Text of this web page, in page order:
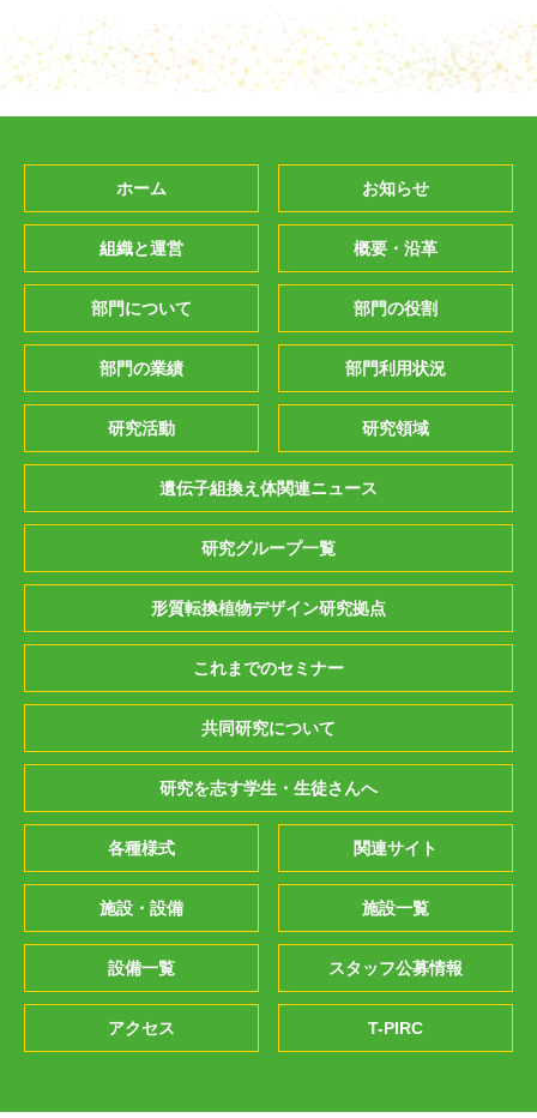
ホーム お知らせ
組織と運営 概要・沿革
部門について 部門の役割
部門の業績 部門利用状況
研究活動 研究領域
遺伝子組換え体関連ニュース
研究グループ一覧
形質転換植物デザイン研究拠点
これまでのセミナー
共同研究について
研究を志す学生・生徒さんへ
各種様式 関連サイト
施設・設備 施設一覧
設備一覧 スタッフ公募情報
アクセス T-PIRC